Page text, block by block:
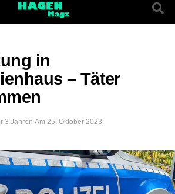
in
– Täter
3 Jahren Am 25. Oktober 2023